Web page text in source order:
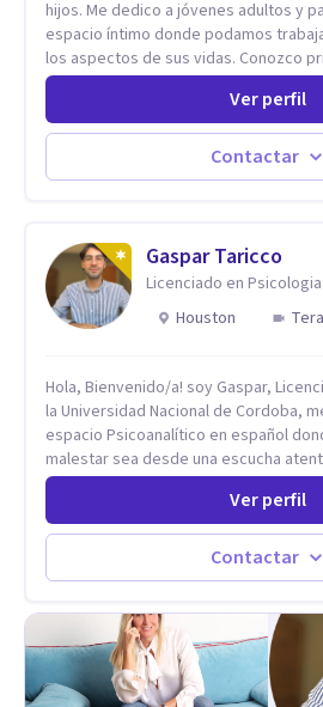
hijos. Me dedico a jóvenes adultos y parejas , brindándoles un
espacio íntimo donde podamos
los aspectos de sus vidas. Conozco primero a los padres, en
el caso de niños u adolescentes, para luego seguir la terapia
con sus hijos, apuntalándolos en su
universitario y profesional, siempre
paralelamente a los padres y
seguridad. Hago terapia de pareja y adultos con método
Ver perfil
Contactar
Gaspar Taricco
Licenciado en Psicologia
Houston
Hola, Bienvenido/a! soy Gaspar,
la Universidad Nacional de Cordoba,
espacio Psicoanalítico en español
malestar sea desde una escucha
rescatando lo singular de cada caso,
Considero que todas las personas en
sufrir y cada una por cuestiones
espacio donde se le dará un lugar a
singulares de cada uno, para luego generar
seminarios, una especialización en
investigo. Siempre en la búsqueda de
profesional.
Ver perfil
Contactar